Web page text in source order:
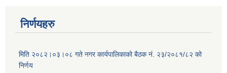
निर्णयहरु
मिति २०८२।०३।०८ गते नगर कार्यपालिकाको बैठक नं. २३/२०८१/८२ को
निर्णय